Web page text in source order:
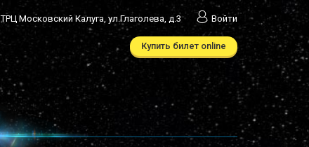
ТРЦ Московский Калуга, ул.Глаголева, д.3 Войти
Купить билет online